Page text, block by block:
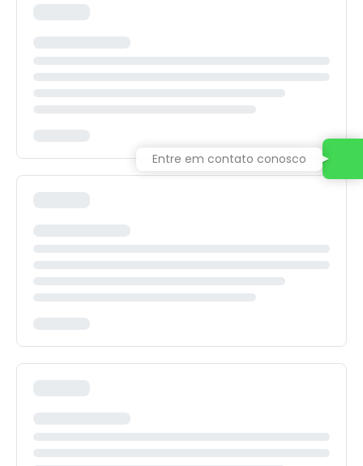
Entre em contato conosco